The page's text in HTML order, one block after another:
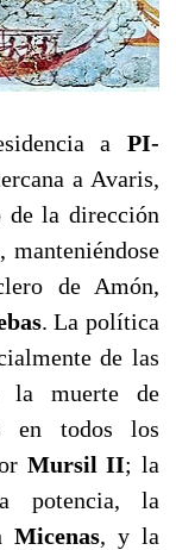
a PI-
a Avaris,
de la dirección
manteniéndose
de Amón,
. La política
de las
la muerte de
en todos los
Mursil II; la
potencia, la
Micenas, y la